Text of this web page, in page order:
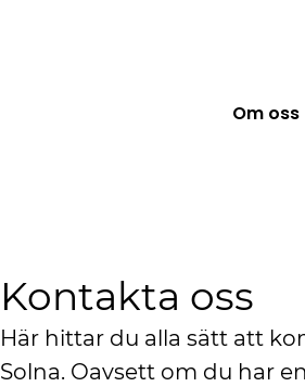
Om oss
Kontakta oss
Här hittar du alla sätt att
Solna. Oavsett om du har